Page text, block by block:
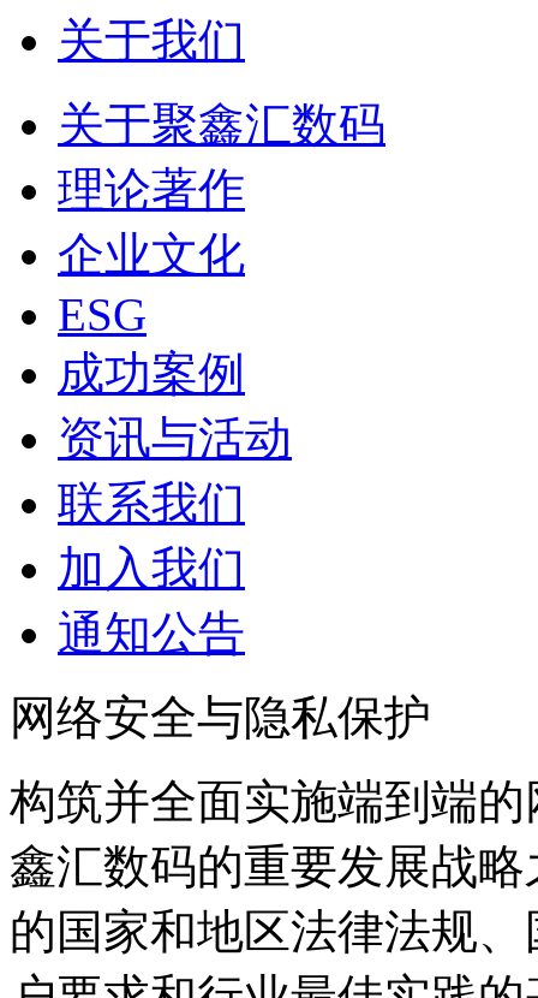
关于我们
关于聚鑫汇数码
理论著作
企业文化
ESG
成功案例
资讯与活动
联系我们
加入我们
通知公告
网络安全与隐私保护
构筑并全面实施端到端
鑫汇数码的重要发展战
的国家和地区法律法规